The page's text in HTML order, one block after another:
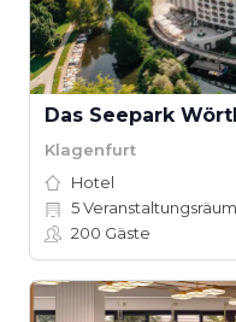
Das Seepark
Klagenfurt
Hotel
5
200 Gäste